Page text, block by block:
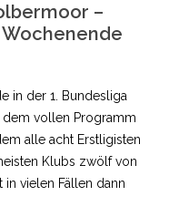
–
in der 1. Bundesliga
dem vollen Programm
alle acht Erstligisten
Klubs zwölf von
in vielen Fällen dann